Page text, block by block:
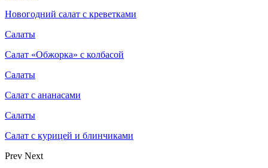
Новогодний салат с креветками
Салаты
Салат «Обжорка» с колбасой
Салаты
Салат с ананасами
Салаты
Салат с курицей и блинчиками
Prev Next